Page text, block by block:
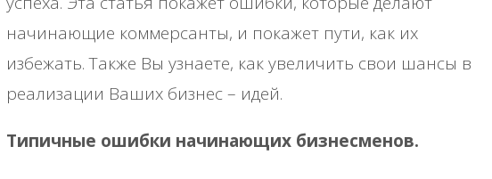
начинающие коммерсанты, и покажет пути, как их
избежать. Также Вы узнаете, как увеличить свои шансы в
реализации Ваших бизнес – идей.
Типичные ошибки начинающих бизнесменов.